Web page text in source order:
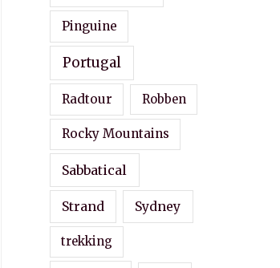
Pinguine
Portugal
Radtour Robben
Rocky Mountains
Sabbatical
Strand Sydney
trekking